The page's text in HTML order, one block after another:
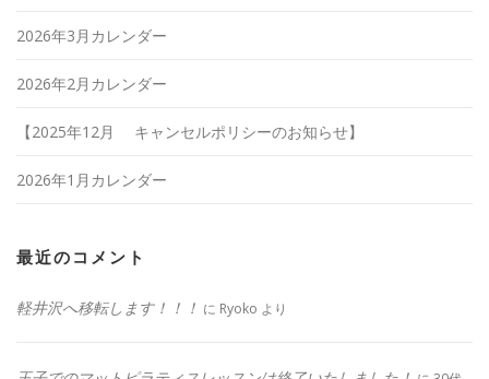
2026年3月カレンダー
2026年2月カレンダー
【2025年12月 キャンセルポリシーのお知らせ】
2026年1月カレンダー
最近のコメント
軽井沢へ移転します！！！ に Ryoko より